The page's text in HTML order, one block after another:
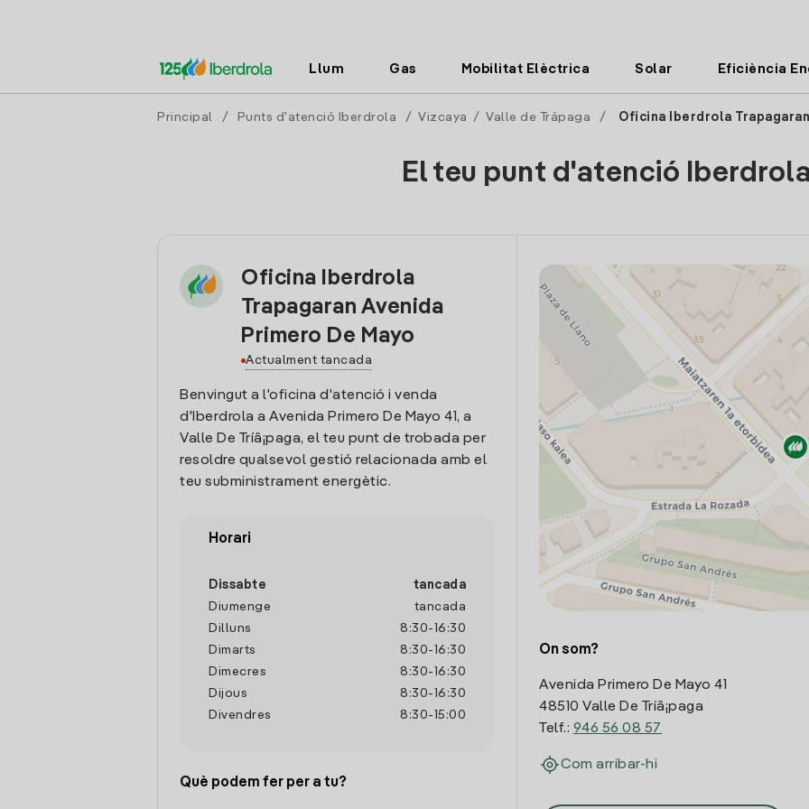
Llum Gas Mobilitat Elèctrica Solar Eficiència
Principal / Punts d'atenció Iberdrola / Vizcaya / Valle de Trápaga / Oficina Iberdrola
El teu punt d'atenció
Oficina Iberdrola
Trapagaran Avenida
Primero De Mayo
Actualment tancada
Benvingut a l'oficina d'atenció i venda
d'Iberdrola a Avenida Primero De Mayo 41, a
Valle De Trí­â¡paga, el teu punt de trobada per
resoldre qualsevol gestió relacionada amb el
teu subministrament energètic.
Horari
Dissabte
tancada
Diumenge
tancada
Dilluns
8:30- 16:30
Dimarts
8:30- 16:30
Dimecres
8:30- 16:30
Dijous
8:30- 16:30
Divendres
8:30- 15:00
Què podem fer per a tu?
On som?
Avenida Primero De Mayo 41
48510 Valle De Trí­â¡paga
Telf.: 946 56 08 57
Com arribar-hi